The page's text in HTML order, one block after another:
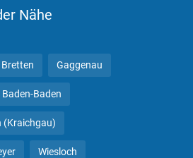
Nähe
Bretten Gaggenau
Baden-Baden
(Kraichgau)
Wiesloch